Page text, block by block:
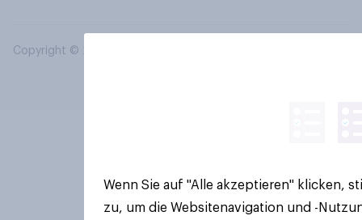
Copyright © 2026 YouGov PLC. Alle Rechte vorbehalten.
Wenn Sie auf "Alle akzeptieren" klicken,
zu, um die Websitenavigation und -